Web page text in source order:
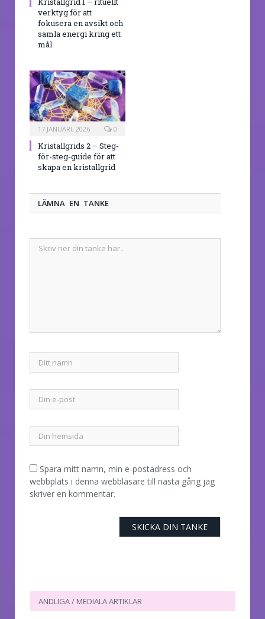
verktyg för att
fokusera en avsikt och
samla energi kring ett
mål
17 JANUARI, 2026 0
Kristallgrids 2 – Steg-
för-steg-guide för att
skapa en kristallgrid
LÄMNA EN TANKE
Spara mitt namn, min e-postadress och
webbplats i denna webbläsare till nästa gång jag
skriver en kommentar.
ANDLIGA / MEDIALA ARTIKLAR